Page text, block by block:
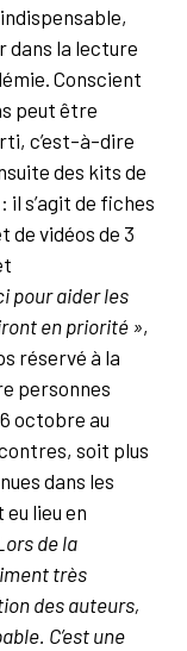
dans la lecture
Conscient
peut être
c’est-à-dire
des kits de
il s’agit de fiches
de vidéos de 3
pour aider les
en priorité »,
réservé à la
personnes
octobre au
soit plus
dans les
lieu en
de la
très
des auteurs,
C’est une